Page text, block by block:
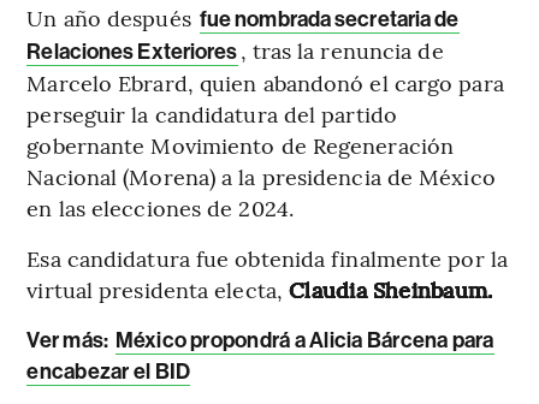
Un año después fue nombrada secretaria de
Relaciones Exteriores, tras la renuncia de
Marcelo Ebrard, quien abandonó el cargo para
perseguir la candidatura del partido
gobernante Movimiento de Regeneración
Nacional (Morena) a la presidencia de México
en las elecciones de 2024.
Esa candidatura fue obtenida finalmente por la
virtual presidenta electa,Claudia Sheinbaum.
Ver más: México propondrá a Alicia Bárcena para
encabezar el BID